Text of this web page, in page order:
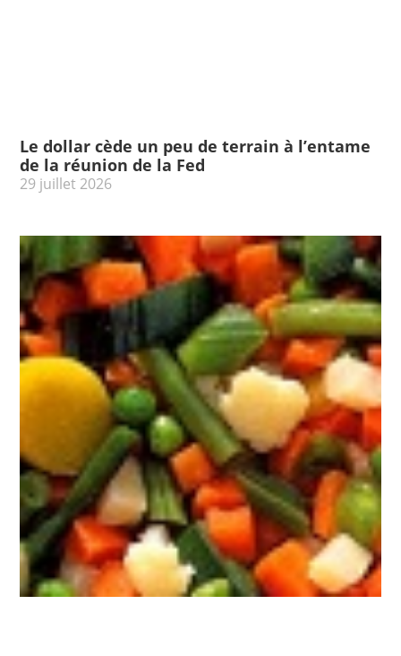
Le dollar cède un peu de terrain à l’entame
de la réunion de la Fed
29 juillet 2026